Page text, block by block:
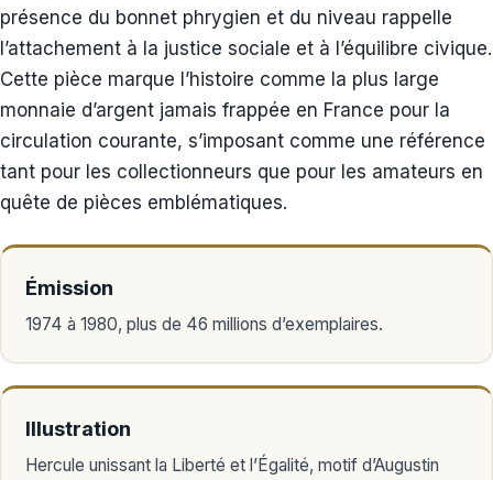
présence du bonnet phrygien et du niveau rappelle
l’attachement à la justice sociale et à l’équilibre civique.
Cette pièce marque l’histoire comme la plus large
monnaie d’argent jamais frappée en France pour la
circulation courante, s’imposant comme une référence
tant pour les collectionneurs que pour les amateurs en
quête de pièces emblématiques.
Émission
1974 à 1980, plus de 46 millions d’exemplaires.
Illustration
Hercule unissant la Liberté et l’Égalité, motif d’Augustin